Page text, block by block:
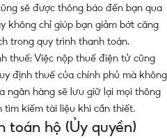
sẽ được thông báo đến bạn qua
không chỉ giúp bạn giảm bớt căng
trong quy trình thanh toán.
thuế: Việc nộp thuế điện tử cũng
định thuế của chính phủ mà không
ngân hàng sẽ lưu giữ lại mọi thông
kiếm tài liệu khi cần thiết.
toán hộ (Ủy quyền)